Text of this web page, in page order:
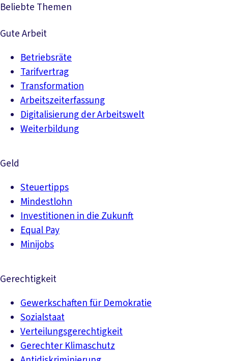
Beliebte Themen
Gute Arbeit
Betriebsräte
Tarifvertrag
Transformation
Arbeitszeiterfassung
Digitalisierung der Arbeitswelt
Weiterbildung
Geld
Steuertipps
Mindestlohn
Investitionen in die Zukunft
Equal Pay
Minijobs
Gerechtigkeit
Gewerkschaften für Demokratie
Sozialstaat
Verteilungsgerechtigkeit
Gerechter Klimaschutz